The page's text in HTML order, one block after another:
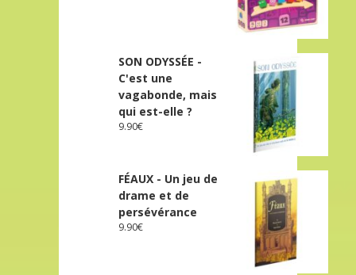
SON ODYSSÉE -
C'est une
vagabonde, mais
qui est-elle ?
9.90€
FÉAUX - Un jeu de
drame et de
persévérance
9.90€